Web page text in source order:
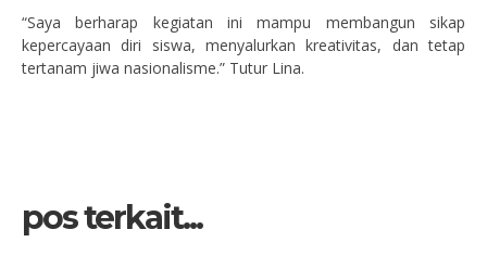
“Saya berharap kegiatan ini mampu membangun sikap
kepercayaan diri siswa, menyalurkan kreativitas, dan tetap
tertanam jiwa nasionalisme.” Tutur Lina.
pos terkait...